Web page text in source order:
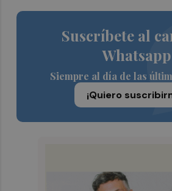
Suscríbete al
Whatsapp
Siempre al día de las
¡Quiero